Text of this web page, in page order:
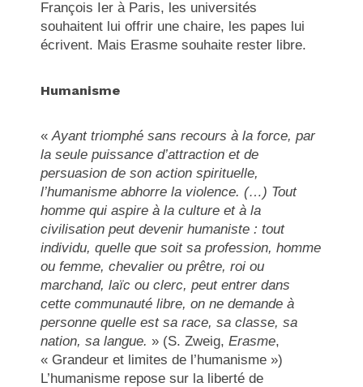
François Ier à Paris, les universités
souhaitent lui offrir une chaire, les papes lui
écrivent. Mais Erasme souhaite rester libre.
Humanisme
«Ayant triomphé sans recours à la force, par
la seule puissance d’attraction et de
persuasion de son action spirituelle,
l’humanisme abhorre la violence. (…) Tout
homme qui aspire à la culture et à la
civilisation peut devenir humaniste : tout
individu, quelle que soit sa profession, homme
ou femme, chevalier ou prêtre, roi ou
marchand, laïc ou clerc, peut entrer dans
cette communauté libre, on ne demande à
personne quelle est sa race, sa classe, sa
nation, sa langue. » (S. Zweig,Erasme,
« Grandeur et limites de l’humanisme »)
L’humanisme repose sur la liberté de